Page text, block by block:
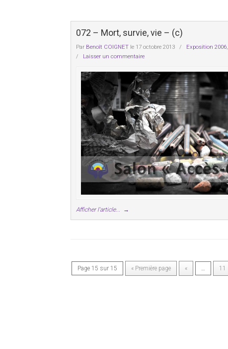
072 – Mort, survie, vie – (c)
Par Benoît COIGNET le 17 octobre 2013 / Exposition 2006,
/ Laisser un commentaire
Afficher l'article... →
Page 15 sur 15 « Première page « 11